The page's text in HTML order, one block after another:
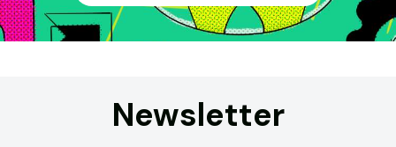
Newsletter